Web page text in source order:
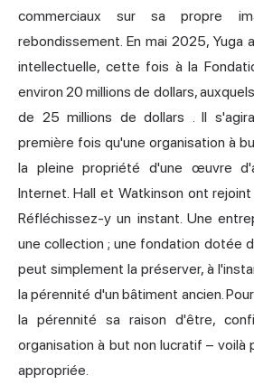
commerciaux sur sa propre
rebondissement. En mai 2025, Yuga
intellectuelle, cette fois à la
environ 20 millions de dollars,
de 25 millions de dollars . Il
première fois qu'une organisation à
la pleine propriété d'une œuvre
Internet. Hall et Watkinson ont
Réfléchissez-y un instant. Une
une collection ; une fondation dotée
peut simplement la préserver, à
la pérennité d'un bâtiment ancien.
la pérennité sa raison d'être,
organisation à but non lucratif – voilà
appropriée.